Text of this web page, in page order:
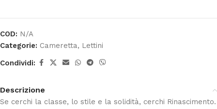
COD: N/A
Categorie: Cameretta, Lettini
Condividi:
Descrizione
Se cerchi la classe, lo stile e la solidità, cerchi Rinascimento.